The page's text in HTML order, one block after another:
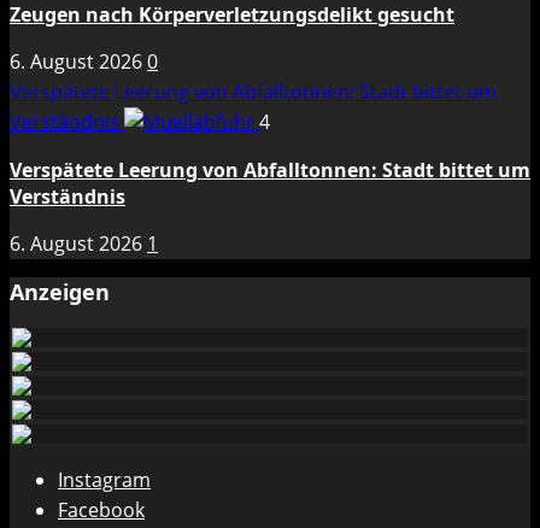
Zeugen nach Körperverletzungsdelikt gesucht
6. August 20260
Verspätete Leerung von Abfalltonnen: Stadt bittet um
Verständnis
4
Verspätete Leerung von Abfalltonnen: Stadt bittet um
Verständnis
6. August 2026 1
Anzeigen
Instagram
Facebook